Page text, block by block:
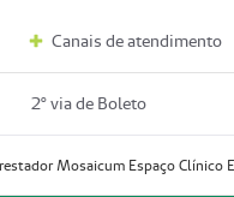
Canais de atendimento
2º via de Boleto